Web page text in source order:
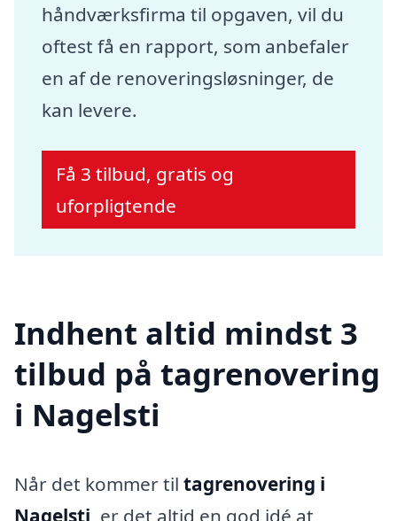
håndværksfirma til opgaven, vil du
oftest få en rapport, som anbefaler
en af de renoveringsløsninger, de
kan levere.
Få 3 tilbud, gratis og
uforpligtende
Indhent altid mindst 3
tilbud på tagrenovering
i Nagelsti
Når det kommer til tagrenovering i
Nagelsti , er det altid en god idé at